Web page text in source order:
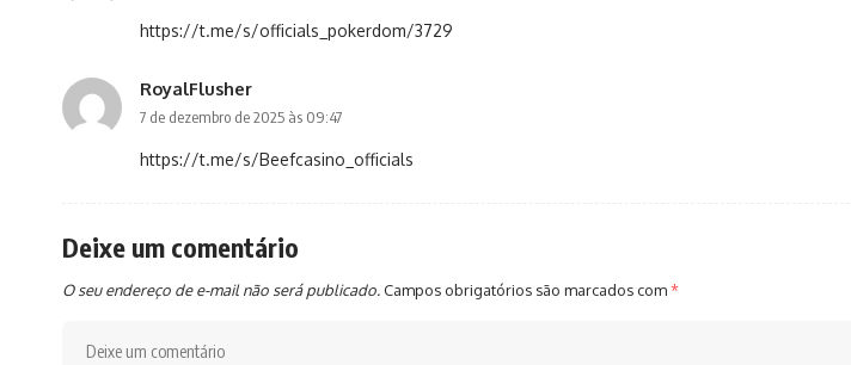
https://t.me/s/officials_pokerdom/3729
RoyalFlusher
7 de dezembro de 2025 às 09:47
https://t.me/s/Beefcasino_officials
Deixe um comentário
O seu endereço de e-mail não será publicado. Campos obrigatórios são marcados com*